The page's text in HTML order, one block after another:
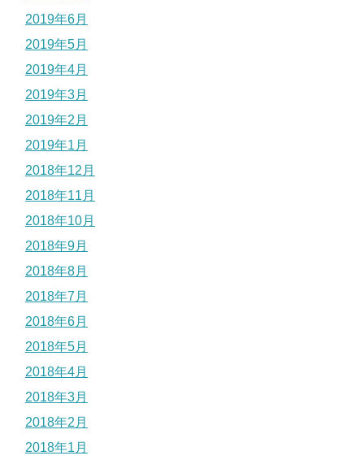
2019年6月
2019年5月
2019年4月
2019年3月
2019年2月
2019年1月
2018年12月
2018年11月
2018年10月
2018年9月
2018年8月
2018年7月
2018年6月
2018年5月
2018年4月
2018年3月
2018年2月
2018年1月